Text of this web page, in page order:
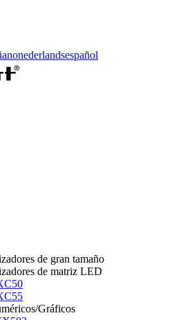
nederlandsespañol
de gran tamaño
de matriz LED
Gráficos